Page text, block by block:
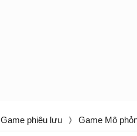
Game phiêu lưu Game Mô